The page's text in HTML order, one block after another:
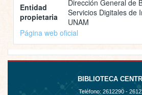
Entidad
propietaria
Dirección General de
Servicios Digitales de
UNAM
Página web oficial
BIBLIOTECA
Teléfono: 2612290 -